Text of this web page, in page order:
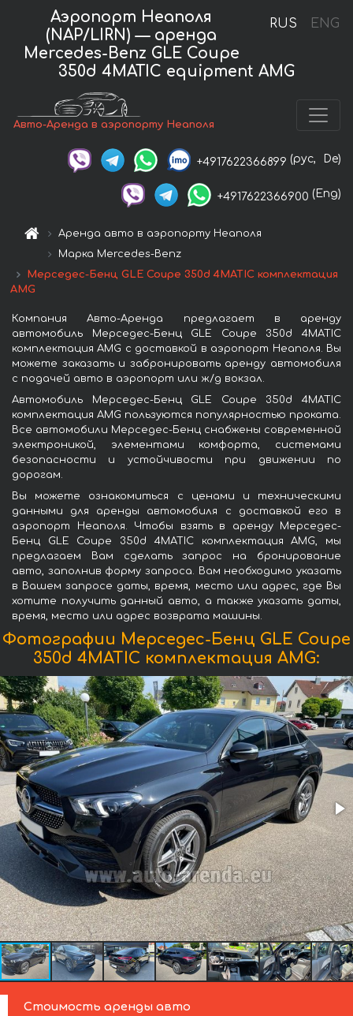
RUS ENG
Аэропорт Неаполя
(NAP/LIRN) — аренда
Mercedes-Benz GLE Coupe
350d 4MATIC equipment AMG
Авто-Аренда в аэропорту Неаполя
+4917622366899 (рус, De)
+4917622366900 (Eng)
Аренда авто в аэропорту Неаполя
Марка Mercedes-Benz
Мерседес-Бенц GLE Coupe 350d 4MATIC комплектация
AMG
Компания Авто-Аренда предлагает в аренду
автомобиль Мерседес-Бенц GLE Coupe 350d 4MATIC
комплектация AMG с доставкой в аэропорт Неаполя. Вы
можете заказать и забронировать аренду автомобиля
с подачей авто в аэропорт или ж/д вокзал.
Автомобиль Мерседес-Бенц GLE Coupe 350d 4MATIC
комплектация AMG пользуются популярностью проката.
Все автомобили Мерседес-Бенц снабжены современной
электроникой, элементами комфорта, системами
безопасности и устойчивости при движении по
дорогам.
Вы можете ознакомиться с ценами и техническими
данными для аренды автомобиля с доставкой его в
аэропорт Неаполя. Чтобы взять в аренду Мерседес-
Бенц GLE Coupe 350d 4MATIC комплектация AMG, мы
предлагаем Вам сделать запрос на бронирование
авто, заполнив форму запроса. Вам необходимо указать
в Вашем запросе даты, время, место или адрес, где Вы
хотите получить данный авто, а также указать даты,
время, место или адрес возврата машины.
Фотографии Мерседес-Бенц GLE Coupe
350d 4MATIC комплектация AMG:
Стоимость аренды авто